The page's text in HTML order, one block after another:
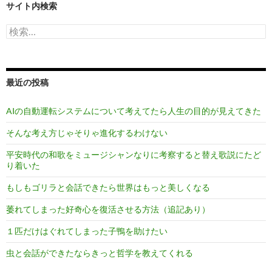
サイト内検索
検
索:
最近の投稿
AIの自動運転システムについて考えてたら人生の目的が見えてきた
そんな考え方じゃそりゃ進化するわけない
平安時代の和歌をミュージシャンなりに考察すると替え歌説にたど
り着いた
もしもゴリラと会話できたら世界はもっと美しくなる
萎れてしまった好奇心を復活させる方法（追記あり）
１匹だけはぐれてしまった子鴨を助けたい
虫と会話ができたならきっと哲学を教えてくれる